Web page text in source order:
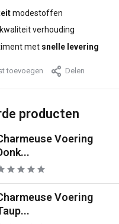
modestoffen
verhouding
met snelle levering
toevoegen Delen
producten
Voering
Voering